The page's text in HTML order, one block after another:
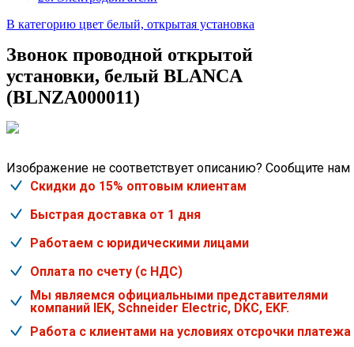
В категорию цвет белый, открытая установка
Звонок проводной открытой
установки, белый BLANCA
(BLNZA000011)
Изображение не соответствует описанию? Сообщите нам
Скидки до 15% оптовым клиентам
Быстрая доставка от 1 дня
Работаем с юридическими лицами
Оплата по счету (с НДС)
Мы являемся официальными представителями
компаний IEK, Schneider Electric, DKC, EKF.
Работа с клиентами на условиях отсрочки платежа